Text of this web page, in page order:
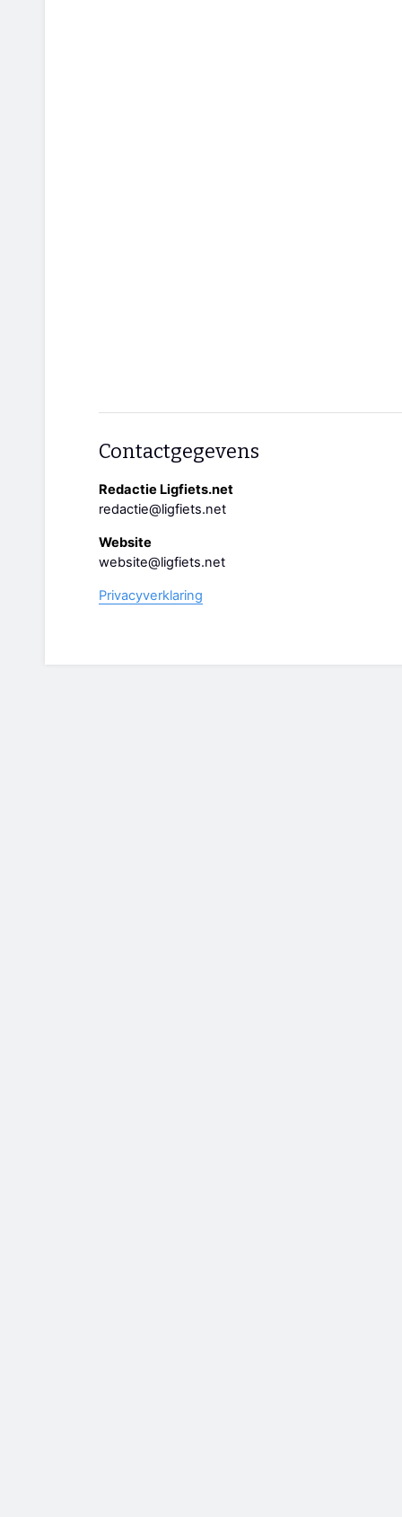
Contactgegevens
Redactie Ligfiets.net
redactie@ligfiets.net
Website
website@ligfiets.net
Privacyverklaring